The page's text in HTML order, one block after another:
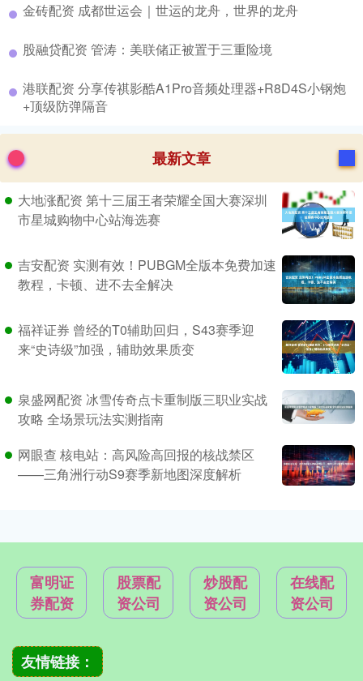
​金砖配资 成都世运会｜世运的龙舟，世界的龙舟
​股融贷配资 管涛：美联储正被置于三重险境
​港联配资 分享传祺影酷A1Pro音频处理器+R8D4S小钢炮
+顶级防弹隔音
最新文章
大地涨配资 第十三届王者荣耀全国大赛深圳
市星城购物中心站海选赛
吉安配资 实测有效！PUBGM全版本免费加速
教程，卡顿、进不去全解决
福祥证券 曾经的T0辅助回归，S43赛季迎
来“史诗级”加强，辅助效果质变
泉盛网配资 冰雪传奇点卡重制版三职业实战
攻略 全场景玩法实测指南
网眼查 核电站：高风险高回报的核战禁区
——三角洲行动S9赛季新地图深度解析
富明证
券配资
股票配
资公司
炒股配
资公司
在线配
资公司
友情链接：